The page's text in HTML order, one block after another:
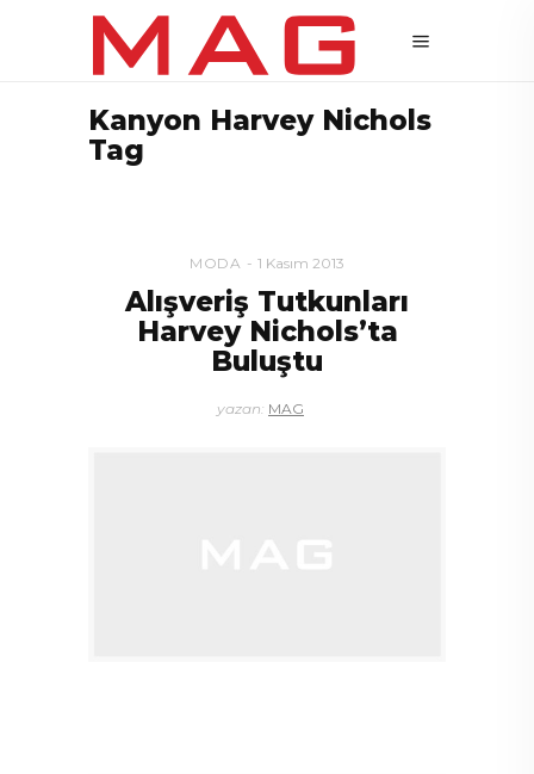
Kanyon Harvey Nichols
Tag
MODA 1 Kasım 2013
Alışveriş Tutkunları
Harvey Nichols’ta
Buluştu
yazan: MAG